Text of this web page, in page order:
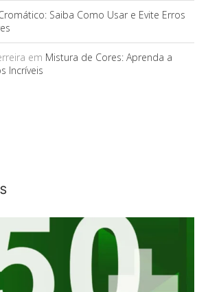
Saiba Como Usar e Evite Erros
em Mistura de Cores: Aprenda a
Incríveis